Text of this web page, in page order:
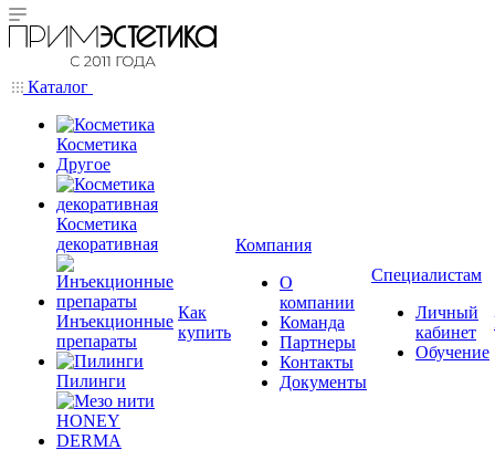
Каталог
Косметика
Другое
Косметика
декоративная
Инъекционные
препараты
Пилинги
Как
купить
Компания
О
компании
Команда
Партнеры
Контакты
Документы
Специалистам
Личный
кабинет
Обучение